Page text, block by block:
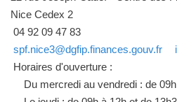
Nice Cedex 2
04 92 09 47 83
spf.nice3@dgfip.finances.gouv.fr
Horaires d'ouverture :
Du mercredi au vendredi : de